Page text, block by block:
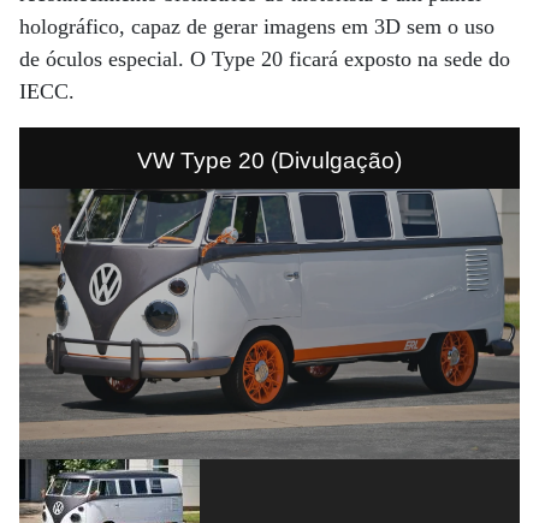
holográfico, capaz de gerar imagens em 3D sem o uso
de óculos especial. O Type 20 ficará exposto na sede do
IECC.
VW Type 20 (Divulgação)